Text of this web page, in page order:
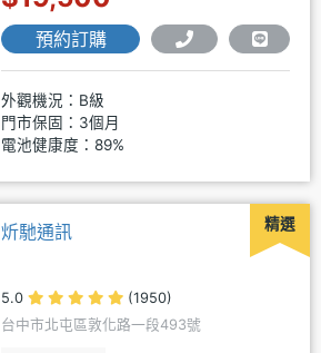
預約訂購
外觀機況：B級
門市保固：3個月
電池健康度：89%
精選
炘馳通訊
5.0
(1950)
台中市北屯區敦化路一段493號